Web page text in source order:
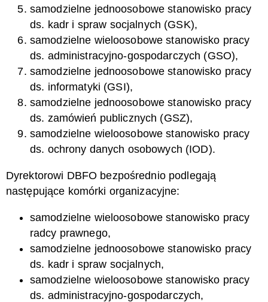
samodzielne jednoosobowe stanowisko pracy
ds. kadr i spraw socjalnych (GSK),
samodzielne wieloosobowe stanowisko pracy
ds. administracyjno-gospodarczych (GSO),
samodzielne jednoosobowe stanowisko pracy
ds. informatyki (GSI),
samodzielne jednoosobowe stanowisko pracy
ds. zamówień publicznych (GSZ),
samodzielne wieloosobowe stanowisko pracy
ds. ochrony danych osobowych (IOD).
Dyrektorowi DBFO bezpośrednio podlegają
następujące komórki organizacyjne:
samodzielne wieloosobowe stanowisko pracy
radcy prawnego,
samodzielne jednoosobowe stanowisko pracy
ds. kadr i spraw socjalnych,
samodzielne wieloosobowe stanowisko pracy
ds. administracyjno-gospodarczych,